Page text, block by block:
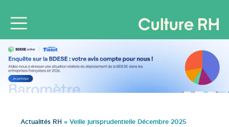
Actualités RH » Veille jurisprudentielle Décembre 2025